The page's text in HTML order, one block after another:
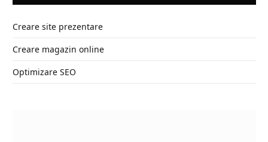
Creare site prezentare
Creare magazin online
Optimizare SEO